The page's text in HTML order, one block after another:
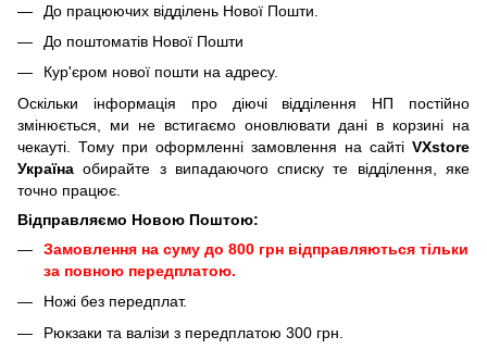
До працюючих відділень Нової Пошти.
До поштоматів Нової Пошти
Кур'єром нової пошти на адресу.
Оскільки інформація про діючі відділення НП постійно
змінюється, ми не встигаємо оновлювати дані в корзині на
чекауті. Тому при оформленні замовлення на сайті VXstore
Україна обирайте з випадаючого списку те відділення, яке
точно працює.
Відправляємо Новою Поштою:
Замовлення на суму до 800 грн відправляються тільки
за повною передплатою.
Ножі без передплат.
Рюкзаки та валізи з передплатою 300 грн.